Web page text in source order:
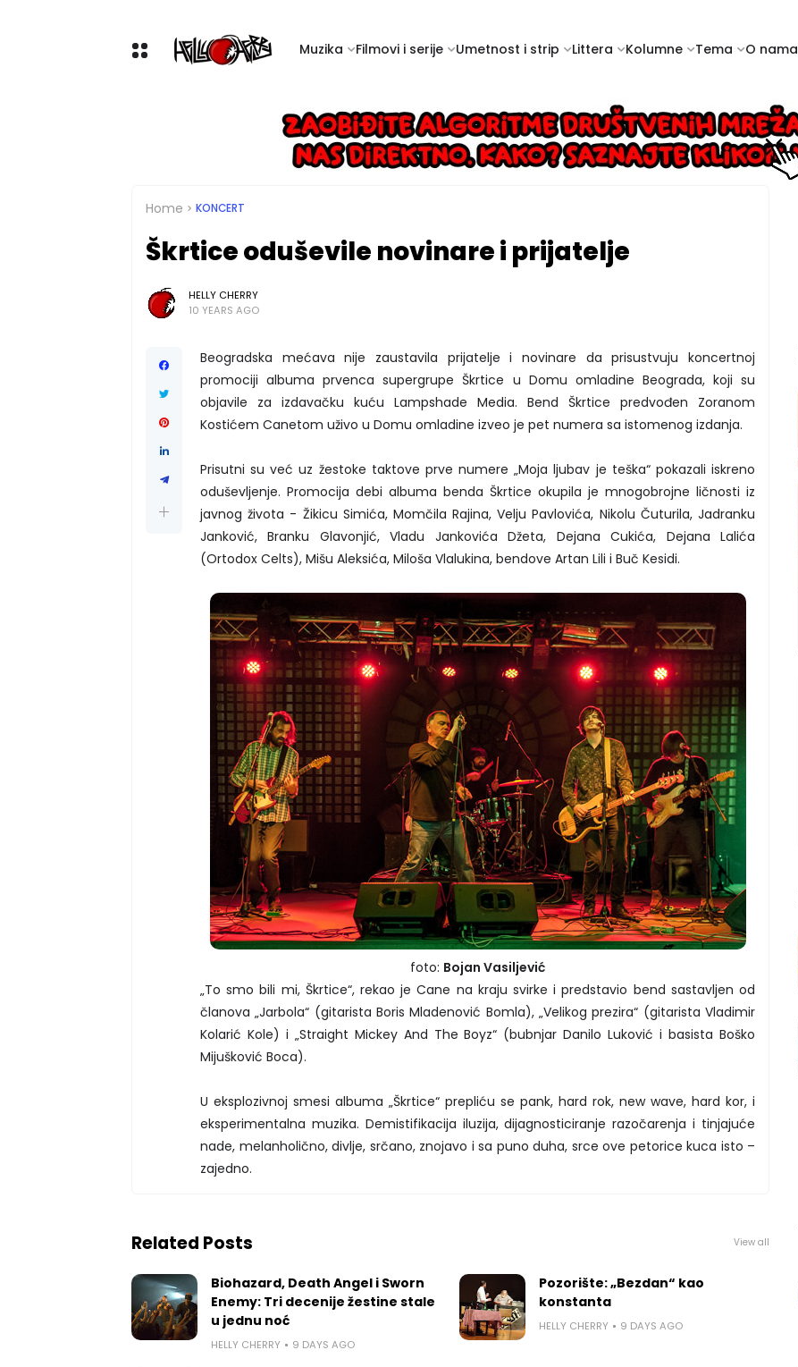
Muzika Filmovi i serije Umetnost i strip Littera Kolumne Tema O nama
Home KONCERT
Škrtice oduševile novinare i prijatelje
HELLY CHERRY
10 YEARS AGO
Beogradska mećava nije zaustavila prijatelje i novinare da prisustvuju koncertnoj
promociji albuma prvenca supergrupe Škrtice u Domu omladine Beograda, koji su
objavile za izdavačku kuću Lampshade Media. Bend Škrtice predvođen Zoranom
Kostićem Canetom uživo u Domu omladine izveo je pet numera sa istomenog izdanja.
Prisutni su već uz žestoke taktove prve numere „Moja ljubav je teška“ pokazali iskreno
oduševljenje. Promocija debi albuma benda Škrtice okupila je mnogobrojne ličnosti iz
javnog života - Žikicu Simića, Momčila Rajina, Velju Pavlovića, Nikolu Čuturila, Jadranku
Janković, Branku Glavonjić, Vladu Jankovića Džeta, Dejana Cukića, Dejana Lalića
(Ortodox Celts), Mišu Aleksića, Miloša Vlalukina, bendove Artan Lili i Buč Kesidi.
foto: Bojan Vasiljević
„To smo bili mi, Škrtice“, rekao je Cane na kraju svirke i predstavio bend sastavljen od
članova „Jarbola“ (gitarista Boris Mladenović Bomla), „Velikog prezira“ (gitarista Vladimir
Kolarić Kole) i „Straight Mickey And The Boyz“ (bubnjar Danilo Luković i basista Boško
Mijušković Boca).
U eksplozivnoj smesi albuma „Škrtice“ prepliću se pank, hard rok, new wave, hard kor, i
eksperimentalna muzika. Demistifikacija iluzija, dijagnosticiranje razočarenja i tinjajuće
nade, melanholično, divlje, srčano, znojavo i sa puno duha, srce ove petorice kuca isto –
zajedno.
Related Posts View all
Biohazard, Death Angel i Sworn
Enemy: Tri decenije žestine stale
u jednu noć
HELLY CHERRY 9 DAYS AGO
Pozorište: „Bezdan“ kao
konstanta
HELLY CHERRY 9 DAYS AGO